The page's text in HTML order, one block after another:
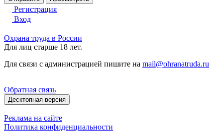
Регистрация
Вход
Охрана труда в России
Для лиц старше 18 лет.
Для связи с администрацией пишите на mail@ohranatruda.ru
Обратная связь
Десктопная версия
Реклама на сайте
Политика конфиденциальности